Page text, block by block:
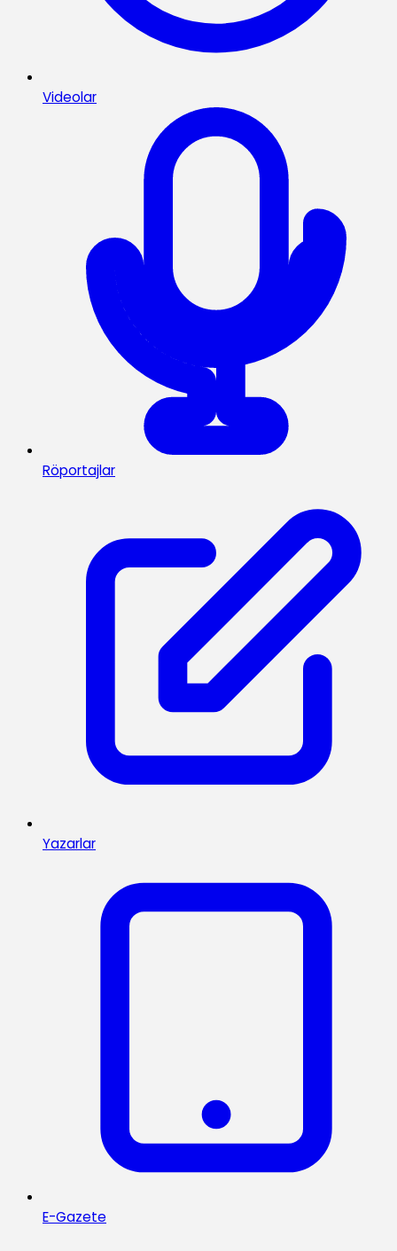
Videolar
Röportajlar
Yazarlar
E-Gazete